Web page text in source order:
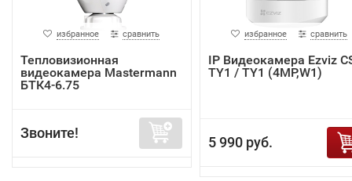
избранное сравнить
Тепловизионная
видеокамера Mastermann
БТК4-6.75
Звоните!
избранное сравнить
IP Видеокамера Ezviz
TY1 / TY1 (4MP,W1)
5 990 руб.